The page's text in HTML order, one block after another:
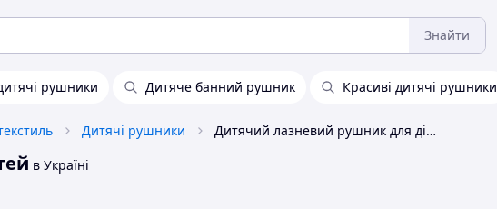
Знайти
рушники Дитяче банний рушник Красиві дитячі рушники
Дитячі рушники Дитячий лазневий рушник для дітей
в Україні